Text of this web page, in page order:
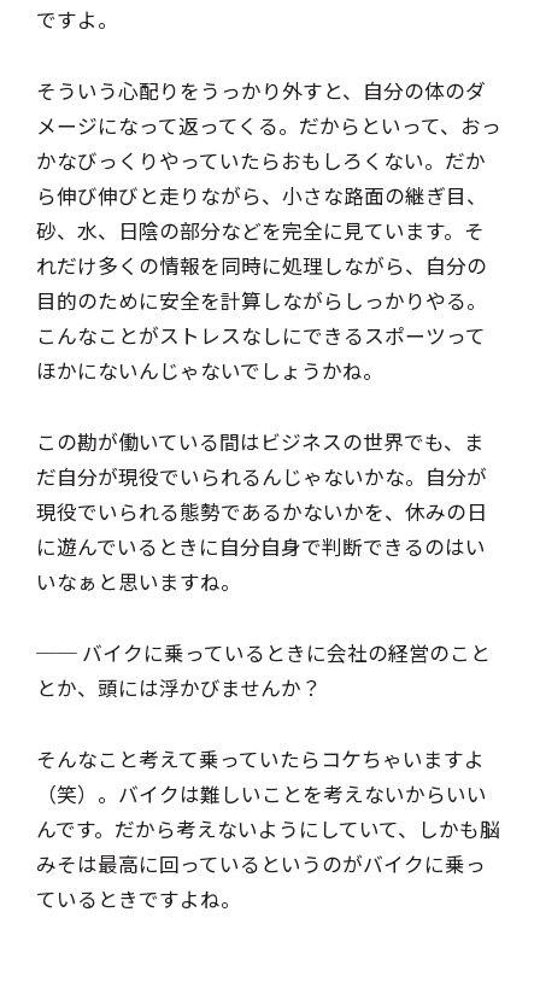
ですよ。
そういう心配りをうっかり外すと、自分の体のダ
メージになって返ってくる。だからといって、おっ
かなびっくりやっていたらおもしろくない。だか
ら伸び伸びと走りながら、小さな路面の継ぎ目、
砂、水、日陰の部分などを完全に見ています。そ
れだけ多くの情報を同時に処理しながら、自分の
目的のために安全を計算しながらしっかりやる。
こんなことがストレスなしにできるスポーツって
ほかにないんじゃないでしょうかね。
この勘が働いている間はビジネスの世界でも、ま
だ自分が現役でいられるんじゃないかな。自分が
現役でいられる態勢であるかないかを、休みの日
に遊んでいるときに自分自身で判断できるのはい
いなぁと思いますね。
── バイクに乗っているときに会社の経営のこと
とか、頭には浮かびませんか？
そんなこと考えて乗っていたらコケちゃいますよ
（笑）。バイクは難しいことを考えないからいい
んです。だから考えないようにしていて、しかも脳
みそは最高に回っているというのがバイクに乗っ
ているときですよね。